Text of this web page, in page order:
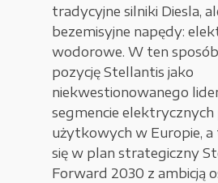
tradycyjne silniki Diesla,
bezemisyjne napędy:
wodorowe. W ten
pozycję Stellantis jako
niekwestionowanego
segmencie
użytkowych w Europie, a
się w plan strategiczny
Forward 2030 z ambicją